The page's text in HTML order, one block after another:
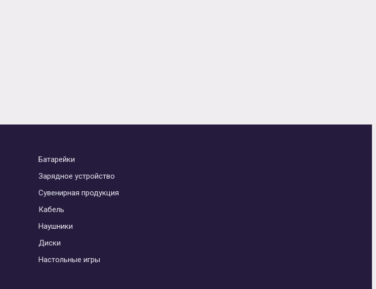
Батарейки
Зарядное устройство
Сувенирная продукция
Кабель
Наушники
Диски
Настольные игры